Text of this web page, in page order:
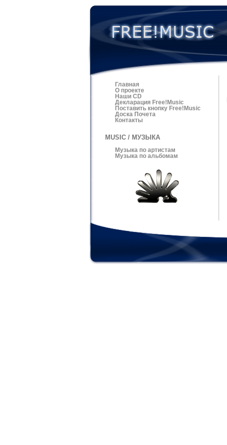
Главная
О проекте
Наши CD
Декларация Free!Music
Поставить кнопку Free!Music
Доска Почета
Контакты
MUSIC / МУЗЫКА
Музыка по артистам
Музыка по альбомам